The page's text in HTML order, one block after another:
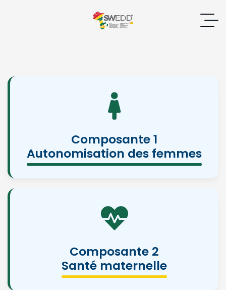
Composante 1
Autonomisation des femmes
Composante 2
Santé maternelle